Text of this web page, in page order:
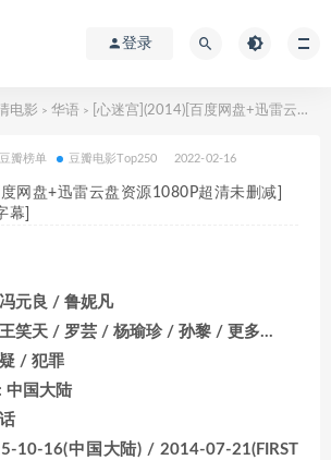
登录
电影 > 华语 > [心迷宫](2014)[百度网盘+迅雷云盘资源1080P超清未删减][MP4/6GB][中文字幕]
豆瓣榜单 豆瓣电影Top250 2022-02-16
网盘+迅雷云盘资源1080P超清未删减]
幕]
元良 / 鲁妮凡
笑天 / 罗芸 / 杨瑜珍 / 孙黎 / 更多…
/ 犯罪
国大陆
10-16(中国大陆) / 2014-07-21(FIRST